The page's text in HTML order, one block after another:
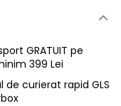
GRATUIT pe
399 Lei
curierat rapid GLS